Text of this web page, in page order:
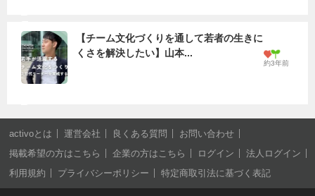
【チーム文化づくりを通して若者の生きに
くさを解決したい】山本...
約3年前
activoとは 運営会社 良くある質問
お問い合わせ
掲載希望の方はこちら
企業の方はこちら ログイン
法人ログイン
利用規約
プライバシーポリシー 特定商取引法に基づく表記